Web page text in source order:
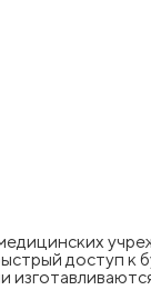
доступ к